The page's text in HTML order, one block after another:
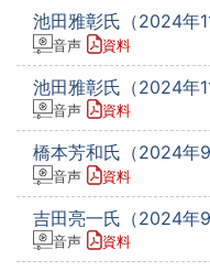
池田雅彰氏（2024年
音声 資料
池田雅彰氏（2024年
音声 資料
橋本芳和氏（2024年9
音声 資料
吉田亮一氏（2024年
音声 資料